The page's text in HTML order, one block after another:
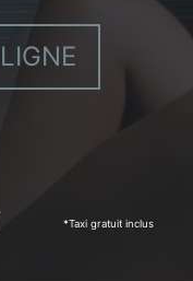
*Taxi gratuit inclus